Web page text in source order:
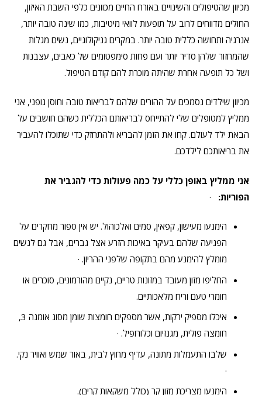
מכיוון שהטיפולים והשינויים באורח החיים מכוונים כלפי השבת האיזון,
החולים מדווחים לרוב על תופעות לוואי מיטיבות, כמו שינה טובה יותר,
אנרגיה ותחושה כללית טובה יותר. במקרים גניקולוגיים, נשים מגלות
שהמחזור שלהן סדיר יותר ועם פחות סימפטומים של כאבים, עצבנות
ושל כל תופעה אחרת שהיתה מוכרת להם קודם הטיפול.
מכיוון שילדים נסמכים על ההורים שלהם לבריאות טובה וחוסן גופני, אני
ממליץ למטופלים שלי להתייחס לבריאותם הכללית כשהם חושבים על
הבאת ילד לעולם. קחו את הזמן להבריא ולהתחזק כדי שתוכלו להעביר
את בריאותכם לילדכם.
אני ממליץ באופן כללי על כמה פעולות כדי להגביר את
הפוריות: ·
הימנעו מעישון, קפאין, סמים ואלכוהול. יש אין ספור מחקרים על
הפגיעה שלהם בעיקר באיכות הזרע אצל גברים, אבל גם לנשים
מומלץ להימנע מהם בתקופה שלפני ההריון. ·
החליפו מזון מעובד במזונות טריים, נקיים מהורמונים, סוכרים או
חומרי טעם וריח מלאכותיים.
איכלו מספיק ירקות, אשר מספקים חומצות שומן מסוג אומגה 3,
חומצה פולית, מגנזיום וכלורופיל. ·
שלבו התעמלות מתונה, עדיף מחוץ לבית, באור שמש ואוויר נקי.
·
הימנעו מצריכת מזון קר (כולל משקאות קרים).